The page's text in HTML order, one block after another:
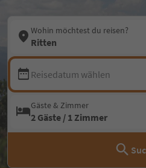
Wohin möchtest du reisen?
Ritten
Reisedatum wählen
Gäste & Zimmer
2 Gäste / 1 Zimmer